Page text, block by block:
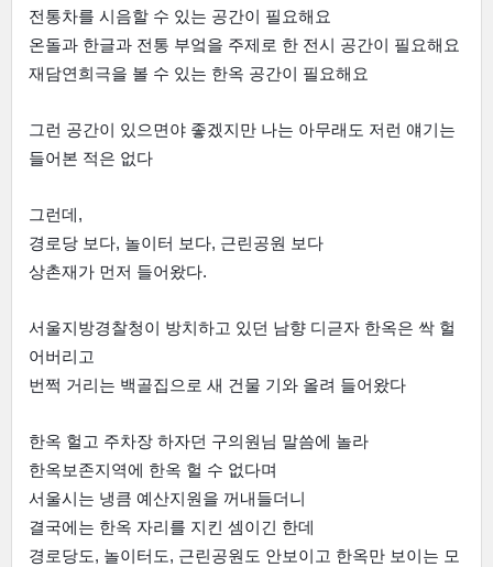
전통차를 시음할 수 있는 공간이 필요해요
온돌과 한글과 전통 부엌을 주제로 한 전시 공간이 필요해요
재담연희극을 볼 수 있는 한옥 공간이 필요해요
그런 공간이 있으면야 좋겠지만 나는 아무래도 저런 얘기는
들어본 적은 없다
그런데,
경로당 보다, 놀이터 보다, 근린공원 보다
상촌재가 먼저 들어왔다.
서울지방경찰청이 방치하고 있던 남향 디귿자 한옥은 싹 헐
어버리고
번쩍 거리는 백골집으로 새 건물 기와 올려 들어왔다
한옥 헐고 주차장 하자던 구의원님 말씀에 놀라
한옥보존지역에 한옥 헐 수 없다며
서울시는 냉큼 예산지원을 꺼내들더니
결국에는 한옥 자리를 지킨 셈이긴 한데
경로당도, 놀이터도, 근린공원도 안보이고 한옥만 보이는 모